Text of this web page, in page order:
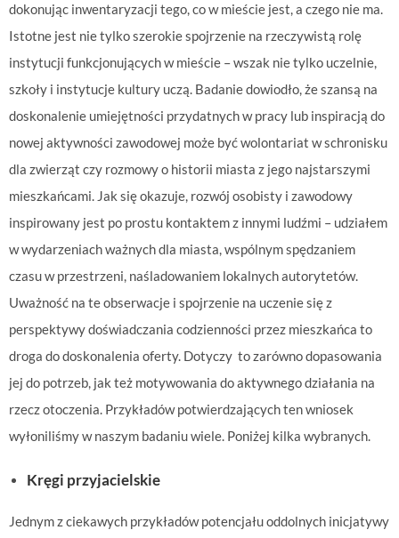
dokonując inwentaryzacji tego, co w mieście jest, a czego nie ma.
Istotne jest nie tylko szerokie spojrzenie na rzeczywistą rolę
instytucji funkcjonujących w mieście – wszak nie tylko uczelnie,
szkoły i instytucje kultury uczą. Badanie dowiodło, że szansą na
doskonalenie umiejętności przydatnych w pracy lub inspiracją do
nowej aktywności zawodowej może być wolontariat w schronisku
dla zwierząt czy rozmowy o historii miasta z jego najstarszymi
mieszkańcami. Jak się okazuje, rozwój osobisty i zawodowy
inspirowany jest po prostu kontaktem z innymi ludźmi – udziałem
w wydarzeniach ważnych dla miasta, wspólnym spędzaniem
czasu w przestrzeni, naśladowaniem lokalnych autorytetów.
Uważność na te obserwacje i spojrzenie na uczenie się z
perspektywy doświadczania codzienności przez mieszkańca to
droga do doskonalenia oferty. Dotyczy to zarówno dopasowania
jej do potrzeb, jak też motywowania do aktywnego działania na
rzecz otoczenia. Przykładów potwierdzających ten wniosek
wyłoniliśmy w naszym badaniu wiele. Poniżej kilka wybranych.
Kręgi przyjacielskie
Jednym z ciekawych przykładów potencjału oddolnych inicjatywy